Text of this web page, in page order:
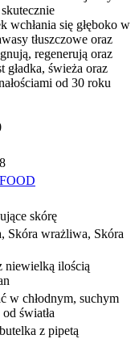
wchłania się głęboko w
tłuszczowe oraz
regenerują oraz
gładka, świeża oraz
od 30 roku
skórę
Skóra wrażliwa, Skóra
niewielką ilością
w chłodnym, suchym
światła
z pipetą